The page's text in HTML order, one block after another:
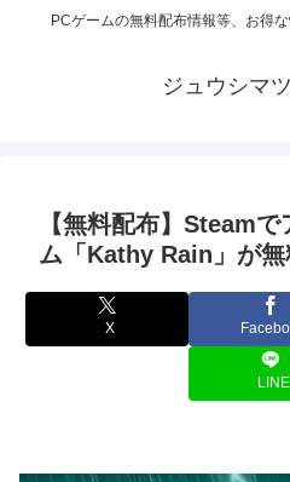
PCゲームの無料配布情報等、お得
ジュウシマ
【無料配布】Steam
ム「Kathy Rain」が無
X
LINE